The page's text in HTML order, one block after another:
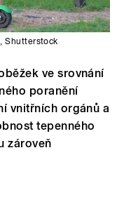
,Shutterstock
ve srovnání
poranění
vnitřních orgánů a
tepenného
zároveň